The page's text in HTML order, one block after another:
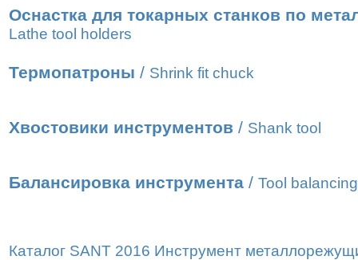
Оснастка для токарных станков по
Lathe tool holders
Термопатроны / Shrink fit chuck
Хвостовики инструментов / Shank tool
Балансировка инструмента / Tool balancing
Каталог SANT 2016 Инструмент